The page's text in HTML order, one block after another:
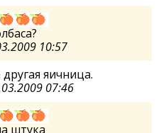
10:57
яичница.
07:46
штука